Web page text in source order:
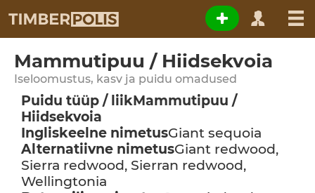
Mammutipuu / Hiidsekvoia
Iseloomustus, kasv ja puidu omadused
Puidu tüüp / liikMammutipuu /
Hiidsekvoia
Ingliskeelne nimetusGiant sequoia
Alternatiivne nimetusGiant redwood,
Sierra redwood, Sierran redwood,
Wellingtonia